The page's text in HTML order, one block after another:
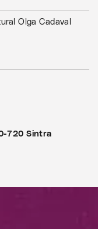
Olga Cadaval
720 Sintra